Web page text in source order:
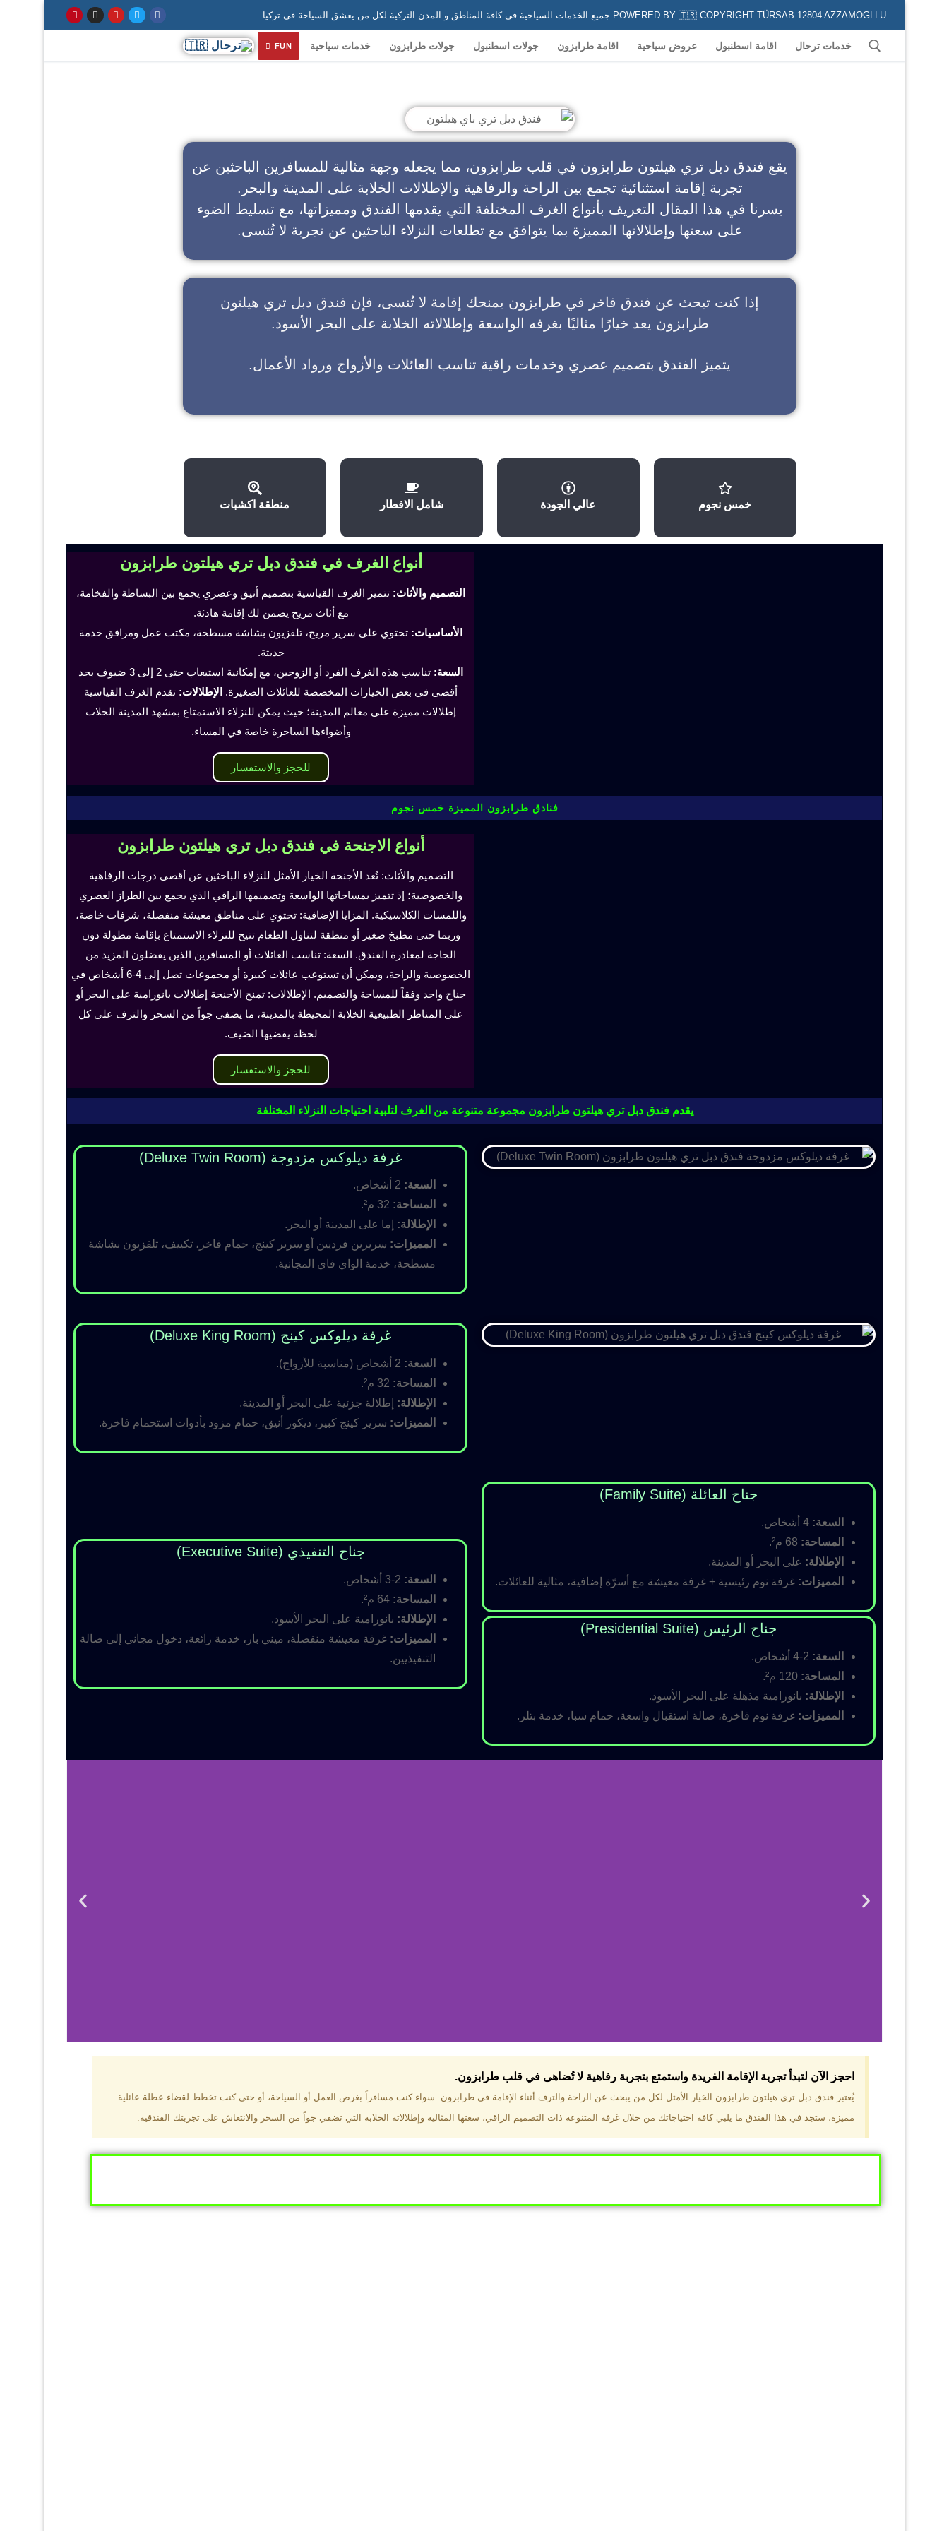
POWERED BY 🇹🇷 COPYRIGHT TÜRSAB 12804 AZZAMOGLLU جميع الخدمات السياحية في كافة المناطق و المدن التركية لكل من يعشق السياحة في تركيا
خدمات ترحال اقامة اسطنبول عروض سياحية اقامة طرابزون جولات اسطنبول جولات طرابزون خدمات سياحية FUN
يقع فندق دبل تري هيلتون طرابزون في قلب طرابزون، مما يجعله وجهة مثالية للمسافرين الباحثين عن
تجربة إقامة استثنائية تجمع بين الراحة والرفاهية والإطلالات الخلابة على المدينة والبحر.
يسرنا في هذا المقال التعريف بأنواع الغرف المختلفة التي يقدمها الفندق ومميزاتها، مع تسليط الضوء
على سعتها وإطلالاتها المميزة بما يتوافق مع تطلعات النزلاء الباحثين عن تجربة لا تُنسى.
إذا كنت تبحث عن فندق فاخر في طرابزون يمنحك إقامة لا تُنسى، فإن فندق دبل تري هيلتون
طرابزون يعد خيارًا مثاليًا بغرفه الواسعة وإطلالاته الخلابة على البحر الأسود.
يتميز الفندق بتصميم عصري وخدمات راقية تناسب العائلات والأزواج ورواد الأعمال.
خمس نجوم عالي الجودة شامل الافطار منطقة اكشبات
أنواع الغرف في فندق دبل تري هيلتون طرابزون
التصميم والأثاث: تتميز الغرف القياسية بتصميم أنيق وعصري يجمع بين البساطة والفخامة،
مع أثاث مريح يضمن لك إقامة هادئة.
الأساسيات: تحتوي على سرير مريح، تلفزيون بشاشة مسطحة، مكتب عمل ومرافق خدمة
حديثة.
السعة:
تناسب هذه الغرف الفرد أو الزوجين، مع إمكانية استيعاب حتى 2 إلى 3 ضيوف بحد
أقصى في بعض الخيارات المخصصة للعائلات الصغيرة. الإطلالات: تقدم الغرف القياسية
إطلالات مميزة على معالم المدينة؛ حيث يمكن للنزلاء الاستمتاع بمشهد المدينة الخلاب
وأضواءها الساحرة خاصة في المساء.
للحجز والاستفسار
فنادق طرابزون المميزة خمس نجوم
أنواع الاجنحة في فندق دبل تري هيلتون طرابزون
التصميم والأثاث: تُعد الأجنحة الخيار الأمثل للنزلاء الباحثين عن أقصى درجات الرفاهية
والخصوصية؛ إذ تتميز بمساحاتها الواسعة وتصميمها الراقي الذي يجمع بين الطراز العصري
واللمسات الكلاسيكية. المزايا الإضافية: تحتوي على مناطق معيشة منفصلة، شرفات خاصة،
وربما حتى مطبخ صغير أو منطقة لتناول الطعام تتيح للنزلاء الاستمتاع بإقامة مطولة دون
الحاجة لمغادرة الفندق. السعة: تناسب العائلات أو المسافرين الذين يفضلون المزيد من
الخصوصية والراحة، ويمكن أن تستوعب عائلات كبيرة أو مجموعات تصل إلى 4-6 أشخاص في
جناح واحد وفقاً للمساحة والتصميم. الإطلالات: تمنح الأجنحة إطلالات بانورامية على البحر أو
على المناظر الطبيعية الخلابة المحيطة بالمدينة، ما يضفي جواً من السحر والترف على كل
لحظة يقضيها الضيف.
للحجز والاستفسار
يقدم فندق دبل تري هيلتون طرابزون مجموعة متنوعة من الغرف لتلبية احتياجات النزلاء المختلفة
غرفة ديلوكس مزدوجة (Deluxe Twin Room)
السعة:
المساحة:
الإطلالة: إما على المدينة أو البحر.
المميزات: سريرين فرديين أو سرير كينج، حمام فاخر، تكييف، تلفزيون بشاشة
مسطحة، خدمة الواي فاي المجانية.
غرفة ديلوكس كينج (Deluxe King Room)
السعة:
المساحة:
الإطلالة: إطلالة جزئية على البحر أو المدينة.
المميزات: سرير كينج كبير، ديكور أنيق، حمام مزود بأدوات استحمام فاخرة.
جناح العائلة (Family Suite)
السعة:
المساحة:
الإطلالة: على البحر أو المدينة.
المميزات: غرفة نوم رئيسية + غرفة معيشة مع أسرّة إضافية، مثالية للعائلات.
جناح الرئيس (Presidential Suite)
السعة:
المساحة:
الإطلالة: بانورامية مذهلة على البحر الأسود.
المميزات: غرفة نوم فاخرة، صالة استقبال واسعة، حمام سبا، خدمة بتلر.
جناح التنفيذي (Executive Suite)
السعة:
المساحة:
الإطلالة: بانورامية على البحر الأسود.
المميزات: غرفة معيشة منفصلة، ميني بار، خدمة رائعة، دخول مجاني إلى صالة
التنفيذيين.
لماذا تختار فندق دبل تري هيلتون طرابزون؟
والجبال الخضراء. مرافق متكاملة تشمل مسبحًا داخليًا، سبا، صالة ألعاب رياضية، ومطاعم عالمية.
احجز الآن لتبدأ تجربة الإقامة الفريدة واستمتع بتجربة رفاهية لا تُضاهى في قلب طرابزون.​
يُعتبر فندق دبل تري هيلتون طرابزون الخيار الأمثل لكل من يبحث عن الراحة والترف أثناء الإقامة في طرابزون. سواء كنت مسافراً بغرض العمل أو السياحة، أو حتى كنت تخطط لقضاء عطلة عائلية
مميزة، ستجد في هذا الفندق ما يلبي كافة احتياجاتك من خلال غرفه المتنوعة ذات التصميم الراقي، سعتها المثالية وإطلالاته الخلابة التي تضفي جواً من السحر والانتعاش على تجربتك الفندقية.